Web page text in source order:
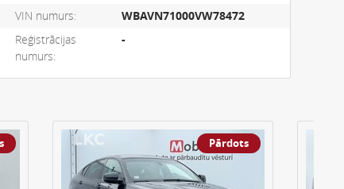
VIN numurs:
WBAVN71000VW78472
Reģistrācijas
numurs:
-
Pārdots